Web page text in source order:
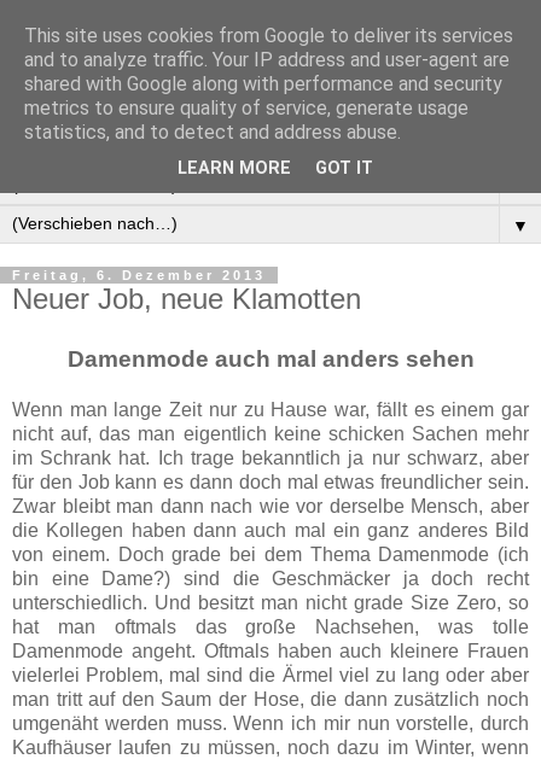
Manus Testwelt, alles
außer langweilig
▼
Freitag, 6. Dezember 2013
Neuer Job, neue Klamotten
Damenmode auch mal anders sehen
Wenn man lange Zeit nur zu Hause war, fällt es einem gar
nicht auf, das man eigentlich keine schicken Sachen mehr
im Schrank hat. Ich trage bekanntlich ja nur schwarz, aber
für den Job kann es dann doch mal etwas freundlicher sein.
Zwar bleibt man dann nach wie vor derselbe Mensch, aber
die Kollegen haben dann auch mal ein ganz anderes Bild
von einem. Doch grade bei dem Thema Damenmode (ich
bin eine Dame?) sind die Geschmäcker ja doch recht
unterschiedlich. Und besitzt man nicht grade ­Size Zero, so
hat man oftmals das große Nachsehen, was tolle
Damenmode angeht. Oftmals haben auch kleinere Frauen
vielerlei Problem, mal sind die Ärmel viel zu lang oder aber
man tritt auf den Saum der Hose, die dann zusätzlich noch
umgenäht werden muss. Wenn ich mir nun vorstelle, durch
Kaufhäuser laufen zu müssen, noch dazu im Winter, wenn
This site uses cookies from Google to deliver its services
and to analyze traffic. Your IP address and user-agent are
shared with Google along with performance and security
metrics to ensure quality of service, generate usage
statistics, and to detect and address abuse.
LEARN MORE GOT IT